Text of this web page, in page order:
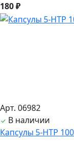
180 ₽
Арт. 06982
В наличии
Капсулы 5-HTP